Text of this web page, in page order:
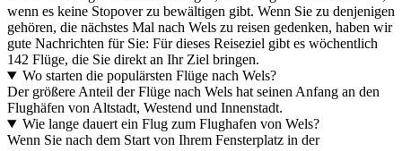
wenn es keine Stopover zu bewältigen gibt. Wenn Sie zu denjenigen
gehören, die nächstes Mal nach Wels zu reisen gedenken, haben wir
gute Nachrichten für Sie: Für dieses Reiseziel gibt es wöchentlich
142 Flüge, die Sie direkt an Ihr Ziel bringen.
Wo starten die populärsten Flüge nach Wels?
Der größere Anteil der Flüge nach Wels hat seinen Anfang an den
Flughäfen von Altstadt, Westend und Innenstadt.
Wie lange dauert ein Flug zum Flughafen von Wels?
Wenn Sie nach dem Start von Ihrem Fensterplatz in der